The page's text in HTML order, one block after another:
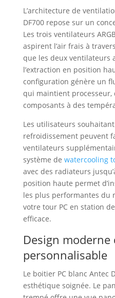
L’architecture de
DF700 repose sur un
Les trois ventilateurs
aspirent l’air frais à
que les deux ventilateurs
l’extraction en position
configuration génère un
qui maintient processeur,
composants à des
Les utilisateurs
refroidissement peuvent
ventilateurs
système de watercooling
avec des radiateurs
position haute permet
les plus performantes du
votre tour PC en station
efficace.
Design moderne
personnalisable
Le boitier PC blanc Antec
esthétique soignée. Le